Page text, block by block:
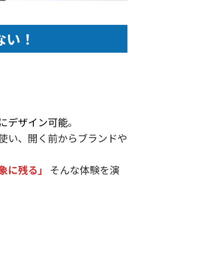
！
デザイン可能。
い、開く前からブランドや
に残る」 そんな体験を演